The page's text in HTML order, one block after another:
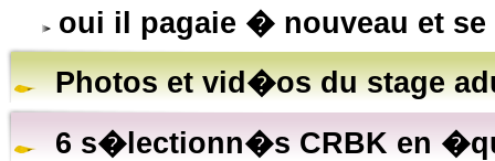
oui il pagaie � nouveau et
Photos et vid�os du stage
6 s�lectionn�s CRBK en